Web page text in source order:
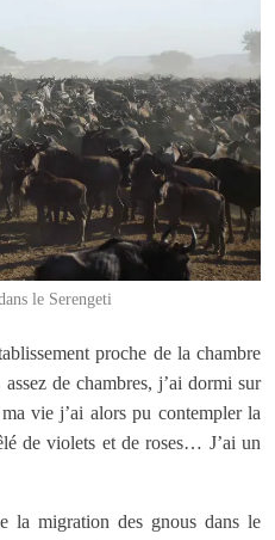
le Serengeti
proche de la chambre
de chambres, j’ai dormi sur
vie j’ai alors pu contempler la
de violets et de roses… J’ai un
la migration des gnous dans le